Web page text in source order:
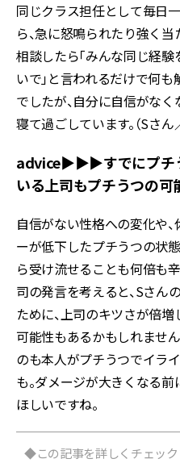
同じクラス担任として毎日
ら、急に怒鳴られたり強く
相談したら「みんな同じ経
いで」と言われるだけで何
でしたが、自分に自信がな
寝て過ごしています。（Sさん
advice▶︎▶︎▶︎すでにプチ
いる上司もプチうつの可
自信がない性格への変化や
ーが低下したプチうつの状
ら受け流せることも何倍も
司の発言を考えると、Sさん
ために、上司のキツさが倍
可能性もあるかもしれませ
のも本人がプチうつでイラ
も。ダメージが大きくなる前
ほしいですね。
◆この記事を詳しくチェック